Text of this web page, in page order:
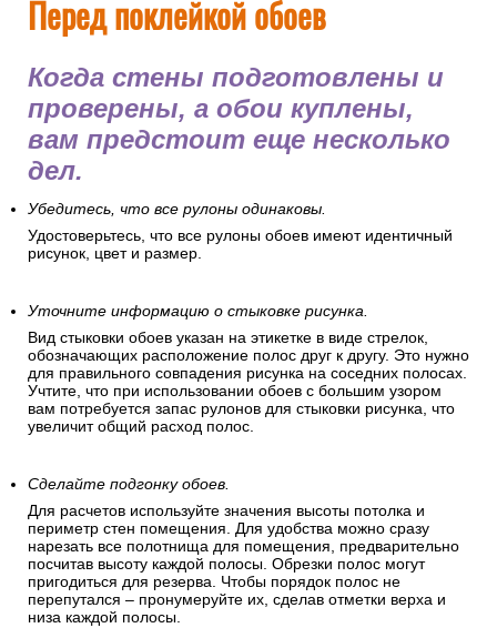
Перед поклейкой обоев
Когда стены подготовлены и
проверены, а обои куплены,
вам предстоит еще несколько
дел.
Убедитесь, что все рулоны одинаковы.
Удостоверьтесь, что все рулоны обоев имеют идентичный
рисунок, цвет и размер.
Уточните информацию о стыковке рисунка.
Вид стыковки обоев указан на этикетке в виде стрелок,
обозначающих расположение полос друг к другу. Это нужно
для правильного совпадения рисунка на соседних полосах.
Учтите, что при использовании обоев с большим узором
вам потребуется запас рулонов для стыковки рисунка, что
увеличит общий расход полос.
Сделайте подгонку обоев.
Для расчетов используйте значения высоты потолка и
периметр стен помещения. Для удобства можно сразу
нарезать все полотнища для помещения, предварительно
посчитав высоту каждой полосы. Обрезки полос могут
пригодиться для резерва. Чтобы порядок полос не
перепутался – пронумеруйте их, сделав отметки верха и
низа каждой полосы.